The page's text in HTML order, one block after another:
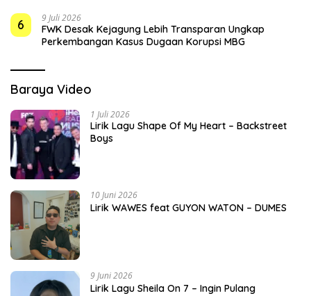
6 9 Juli 2026
FWK Desak Kejagung Lebih Transparan Ungkap
Perkembangan Kasus Dugaan Korupsi MBG
Baraya Video
1 Juli 2026
Lirik Lagu Shape Of My Heart – Backstreet
Boys
10 Juni 2026
Lirik WAWES feat GUYON WATON – DUMES
9 Juni 2026
Lirik Lagu Sheila On 7 – Ingin Pulang